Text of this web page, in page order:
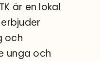
är en lokal
och
unga och